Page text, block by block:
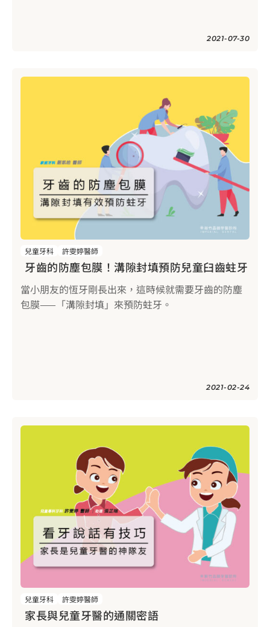
2021-07-30
兒童牙科 許雯婷醫師
牙齒的防塵包膜！溝隙封填預防兒童臼齒蛀牙
當小朋友的恆牙剛長出來，這時候就需要牙齒的防塵
包膜——「溝隙封填」來預防蛀牙。
2021-02-24
兒童牙科 許雯婷醫師
家長與兒童牙醫的通關密語